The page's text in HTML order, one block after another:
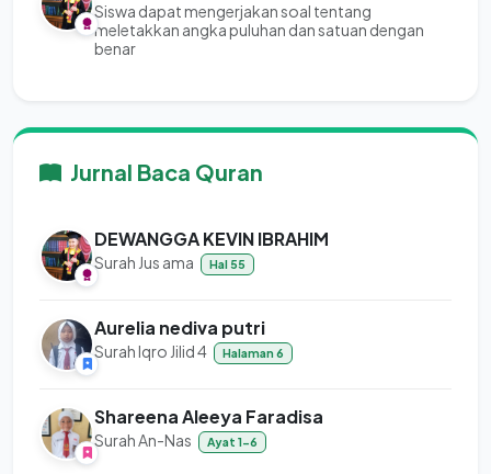
Siswa dapat mengerjakan soal tentang
meletakkan angka puluhan dan satuan dengan
benar
Jurnal Baca Quran
DEWANGGA KEVIN IBRAHIM
Surah Jus ama Hal 55
Aurelia nediva putri
Surah Iqro Jilid 4 Halaman 6
Shareena Aleeya Faradisa
Surah An-Nas Ayat 1-6